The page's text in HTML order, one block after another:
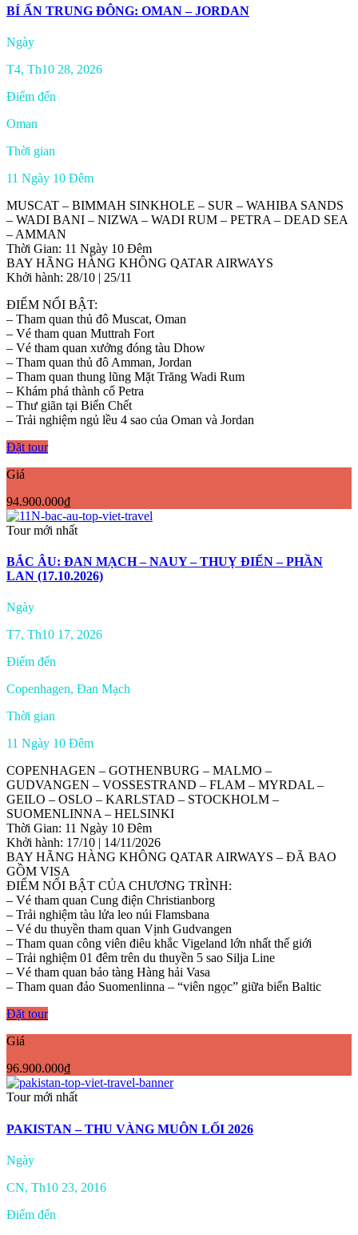
BÍ ẨN TRUNG ĐÔNG: OMAN – JORDAN
Ngày
T4, Th10 28, 2026
Điểm đến
Oman
Thời gian
11 Ngày 10 Đêm
MUSCAT – BIMMAH SINKHOLE – SUR – WAHIBA SANDS
– WADI BANI – NIZWA – WADI RUM – PETRA – DEAD SEA
– AMMAN
Thời Gian: 11 Ngày 10 Đêm
BAY HÃNG HÀNG KHÔNG QATAR AIRWAYS
Khởi hành: 28/10 | 25/11
ĐIỂM NỔI BẬT:
– Tham quan thủ đô Muscat, Oman
– Vé tham quan Muttrah Fort
– Vé tham quan xưởng đóng tàu Dhow
– Tham quan thủ đô Amman, Jordan
– Tham quan thung lũng Mặt Trăng Wadi Rum
– Khám phá thành cổ Petra
– Thư giãn tại Biển Chết
– Trải nghiệm ngủ lều 4 sao của Oman và Jordan
Đặt tour
Giá
94.900.000₫
Tour mới nhất
BẮC ÂU: ĐAN MẠCH – NAUY – THUỴ ĐIỂN – PHẦN
LAN (17.10.2026)
Ngày
T7, Th10 17, 2026
Điểm đến
Copenhagen, Đan Mạch
Thời gian
11 Ngày 10 Đêm
COPENHAGEN – GOTHENBURG – MALMO –
GUDVANGEN – VOSSESTRAND – FLAM – MYRDAL –
GEILO – OSLO – KARLSTAD – STOCKHOLM –
SUOMENLINNA – HELSINKI
Thời Gian: 11 Ngày 10 Đêm
Khởi hành: 17/10 | 14/11/2026
BAY HÃNG HÀNG KHÔNG QATAR AIRWAYS – ĐÃ BAO
GỒM VISA
ĐIỂM NỔI BẬT CỦA CHƯƠNG TRÌNH:
– Vé tham quan Cung điện Christianborg
– Trải nghiệm tàu lửa leo núi Flamsbana
– Vé du thuyền tham quan Vịnh Gudvangen
– Tham quan công viên điêu khắc Vigeland lớn nhất thế giới
– Trải nghiệm 01 đêm trên du thuyền 5 sao Silja Line
– Vé tham quan bảo tàng Hàng hải Vasa
– Tham quan đảo Suomenlinna – “viên ngọc” giữa biển Baltic
Đặt tour
Giá
96.900.000₫
Tour mới nhất
PAKISTAN – THU VÀNG MUÔN LỐI 2026
Ngày
CN, Th10 23, 2016
Điểm đến